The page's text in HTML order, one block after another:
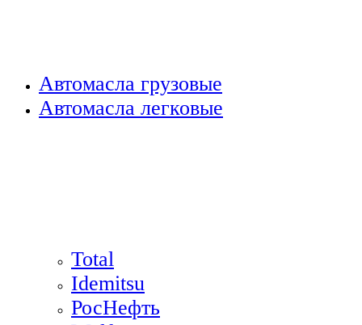
Автомасла грузовые
Автомасла легковые
Total
Idemitsu
РосНефть